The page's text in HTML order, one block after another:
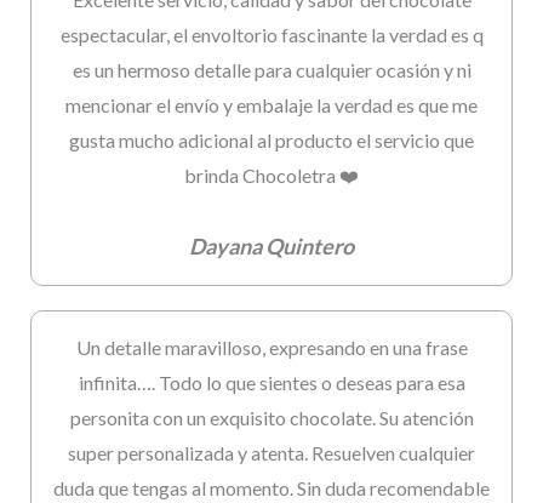
espectacular, el envoltorio fascinante la verdad es q
es un hermoso detalle para cualquier ocasión y ni
mencionar el envío y embalaje la verdad es que me
gusta mucho adicional al producto el servicio que
brinda Chocoletra ❤️
Dayana Quintero
Un detalle maravilloso, expresando en una frase
infinita…. Todo lo que sientes o deseas para esa
personita con un exquisito chocolate. Su atención
super personalizada y atenta. Resuelven cualquier
duda que tengas al momento. Sin duda recomendable